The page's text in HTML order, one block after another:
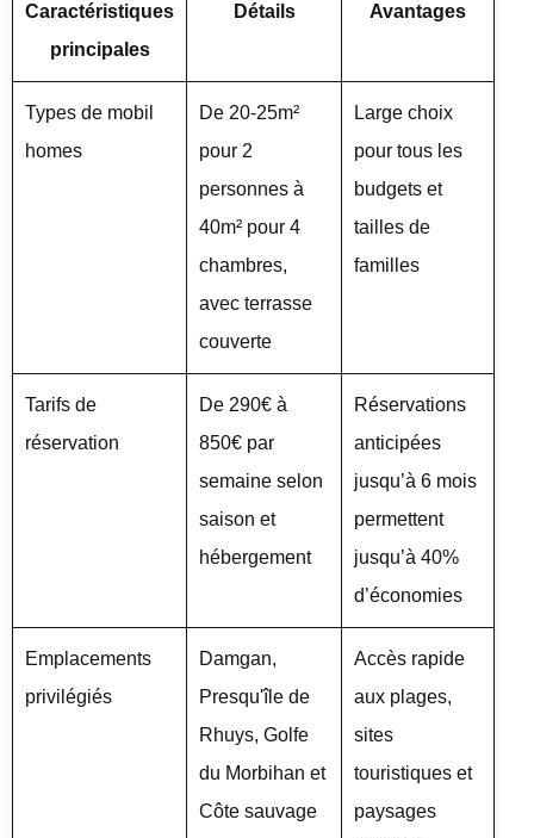
Caractéristiques
principales
Détails Avantages
Types de mobil
homes
De 20-25m²
pour 2
personnes à
40m² pour 4
chambres,
avec terrasse
couverte
Large choix
pour tous les
budgets et
tailles de
familles
Tarifs de
réservation
De 290€ à
850€ par
semaine selon
saison et
hébergement
Réservations
anticipées
jusqu’à 6 mois
permettent
jusqu’à 40%
d’économies
Emplacements
privilégiés
Damgan,
Presqu'île de
Rhuys, Golfe
du Morbihan et
Côte sauvage
Accès rapide
aux plages,
sites
touristiques et
paysages